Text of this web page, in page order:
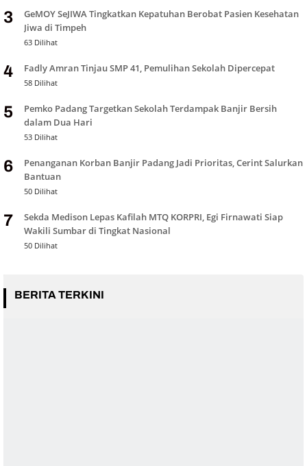
3
GeMOY SeJIWA Tingkatkan Kepatuhan Berobat Pasien Kesehatan
Jiwa di Timpeh
63 Dilihat
4 Fadly Amran Tinjau SMP 41, Pemulihan Sekolah Dipercepat
58 Dilihat
5
Pemko Padang Targetkan Sekolah Terdampak Banjir Bersih
dalam Dua Hari
53 Dilihat
6
Penanganan Korban Banjir Padang Jadi Prioritas, Cerint Salurkan
Bantuan
50 Dilihat
7
Sekda Medison Lepas Kafilah MTQ KORPRI, Egi Firnawati Siap
Wakili Sumbar di Tingkat Nasional
50 Dilihat
BERITA TERKINI